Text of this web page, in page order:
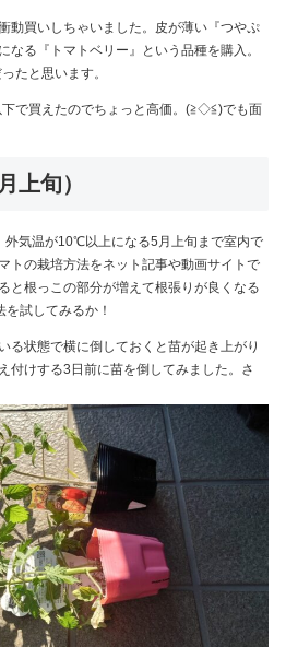
動買いしちゃいました。皮が薄い『つやぷ
なる『トマトベリー』という品種を購入。
たと思います。
で買えたのでちょっと高価。(≧◇≦)でも面
上旬）
外気温が10℃以上になる5月上旬まで室内で
トの栽培方法をネット記事や動画サイトで
と根っこの部分が増えて根張りが良くなる
試してみるか！
る状態で横に倒しておくと苗が起き上がり
付けする3日前に苗を倒してみました。さ